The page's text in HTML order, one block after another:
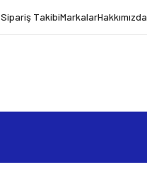
Sipariş TakibiMarkalarHakkımızda